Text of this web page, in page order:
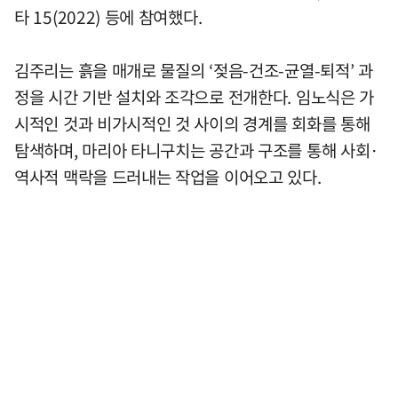
타 15(2022) 등에 참여했다.
김주리는 흙을 매개로 물질의 ‘젖음-건조-균열-퇴적’ 과
정을 시간 기반 설치와 조각으로 전개한다. 임노식은 가
시적인 것과 비가시적인 것 사이의 경계를 회화를 통해
탐색하며, 마리아 타니구치는 공간과 구조를 통해 사회·
역사적 맥락을 드러내는 작업을 이어오고 있다.